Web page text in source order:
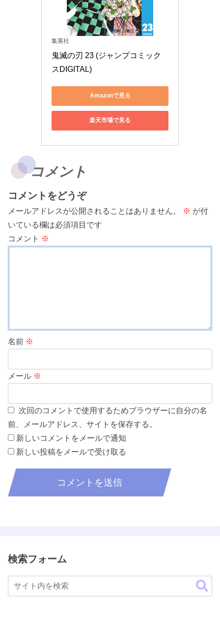
集英社
鬼滅の刃 23 (ジャンプコミック
スDIGITAL)
Amazonで見る
楽天市場で見る
コメント
コメントをどうぞ
メールアドレスが公開されることはありません。 ※ が付
いている欄は必須項目です
コメント ※
名前 ※
メール ※
次回のコメントで使用するためブラウザーに自分の名
前、メールアドレス、サイトを保存する。
新しいコメントをメールで通知
新しい投稿をメールで受け取る
検索フォーム